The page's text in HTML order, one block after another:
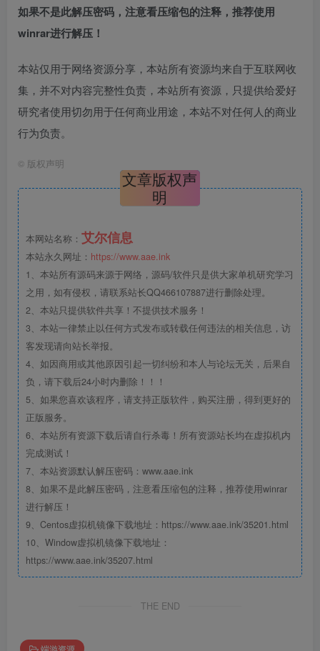
如果不是此解压密码，注意看压缩包的注释，推荐使用
winrar进行解压！
本站仅用于网络资源分享，本站所有资源均来自于互联网收
集，并不对内容完整性负责，本站所有资源，只提供给爱好
研究者使用切勿用于任何商业用途，本站不对任何人的商业
行为负责。
© 版权声明
文章版权声
明
本网站名称： 艾尔信息
本站永久网址： https://www.aae.ink
1、本站所有源码来源于网络，源码/软件只是供大家单机研究学习
之用，如有侵权，请联系站长QQ466107887进行删除处理。
2、本站只提供软件共享！不提供技术服务！
3、本站一律禁止以任何方式发布或转载任何违法的相关信息，访
客发现请向站长举报。
4、如因商用或其他原因引起一切纠纷和本人与论坛无关，后果自
负，请下载后24小时内删除！！！
5、如果您喜欢该程序，请支持正版软件，购买注册，得到更好的
正版服务。
6、本站所有资源下载后请自行杀毒！所有资源站长均在虚拟机内
完成测试！
7、本站资源默认解压密码：www.aae.ink
8、如果不是此解压密码，注意看压缩包的注释，推荐使用winrar
进行解压！
9、Centos虚拟机镜像下载地址：https://www.aae.ink/35201.html
10、Window虚拟机镜像下载地址：
https://www.aae.ink/35207.html
THE END
端游资源